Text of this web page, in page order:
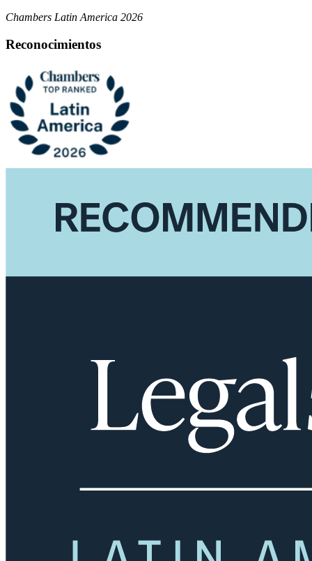
Chambers Latin America 2026
Reconocimientos